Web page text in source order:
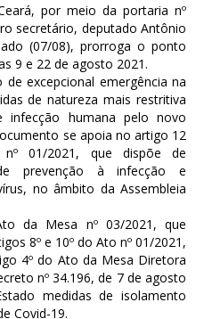
por meio da portaria nº
secretário, deputado Antônio
(07/08), prorroga o ponto
9 e 22 de agosto 2021.
excepcional emergência na
de natureza mais restritiva
humana pelo novo
se apoia no artigo 12
01/2021, que dispõe de
prevenção à infecção e
no âmbito da Assembleia
da Mesa nº 03/2021, que
8º e 10º do Ato nº 01/2021,
4º do Ato da Mesa Diretora
nº 34.196, de 7 de agosto
medidas de isolamento
Covid-19.